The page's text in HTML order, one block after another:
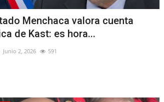
Menchaca valora cuenta
de Kast: es hora...
Junio 2, 2026 591